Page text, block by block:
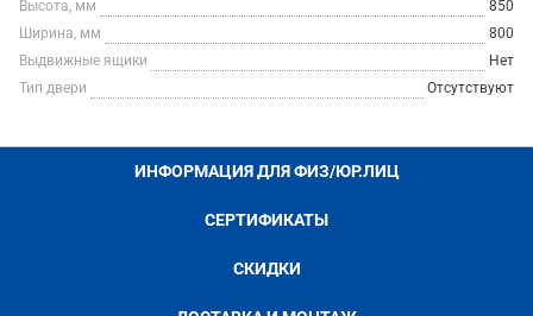
Высота, мм
850
Ширина, мм
800
Выдвижные ящики
Нет
Тип двери
Отсутствуют
ИНФОРМАЦИЯ ДЛЯ ФИЗ/ЮР.ЛИЦ
СЕРТИФИКАТЫ
СКИДКИ